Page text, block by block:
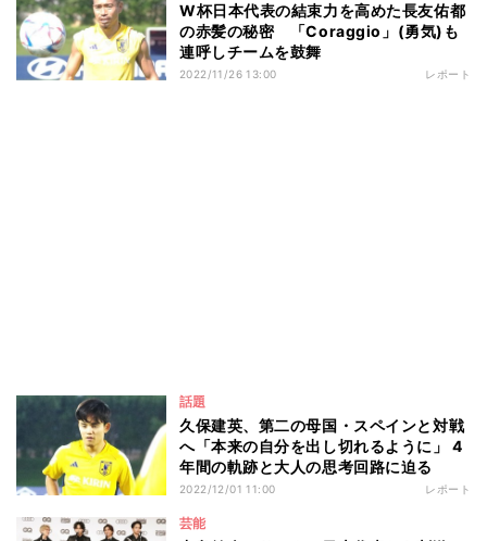
W杯日本代表の結束力を高めた長友佑都
の赤髪の秘密 「Coraggio」(勇気)も
連呼しチームを鼓舞
2022/11/26 13:00 レポート
話題
久保建英、第二の母国・スペインと対戦
へ「本来の自分を出し切れるように」 4
年間の軌跡と大人の思考回路に迫る
2022/12/01 11:00 レポート
芸能